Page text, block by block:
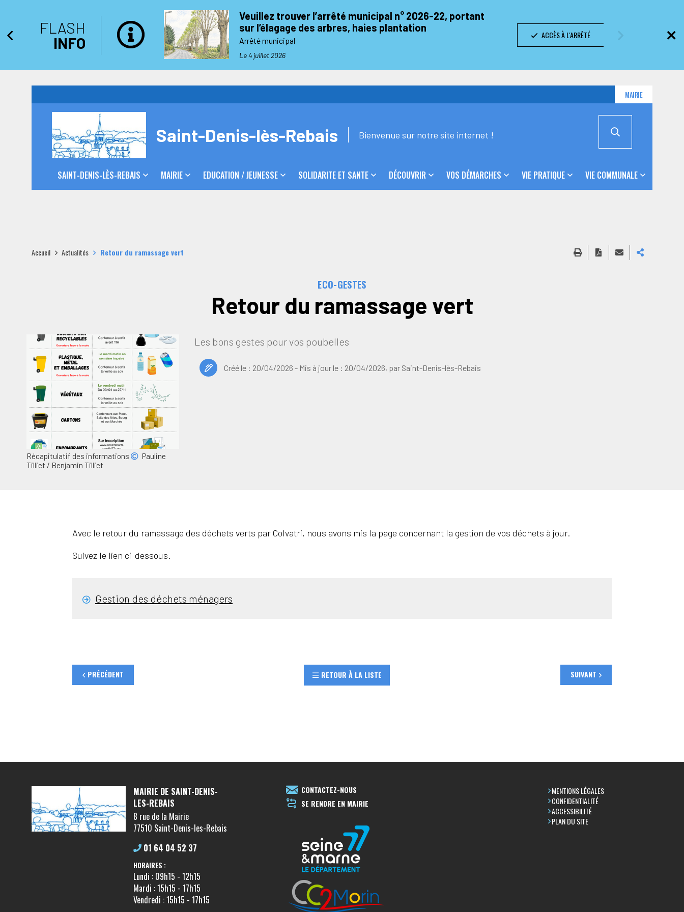
FLASH
INFO
Veuillez trouver l’arrêté municipal n° 2026-22, portant
sur l’élagage des arbres, haies plantation
Arrêté municipal
Le 4 juillet 2026
ACCÈS À L'ARRÊTÉ
MAIRIE
Bienvenue sur notre site internet !
Saint-Denis-lès-Rebais
SAINT-DENIS-LÈS-REBAIS MAIRIE EDUCATION / JEUNESSE SOLIDARITE ET SANTE DÉCOUVRIR VOS DÉMARCHES VIE PRATIQUE VIE COMMUNALE
Accueil Actualités Retour du ramassage vert
ECO-GESTES
Retour du ramassage vert
Récapitulatif des informations
Pauline
Tilliet / Benjamin Tilliet
Les bons gestes pour vos poubelles
Créé le : 20/04/2026 - Mis à jour le : 20/04/2026, par Saint-Denis-lès-Rebais
Avec le retour du ramassage des déchets verts par Colvatri, nous avons mis la page concernant la gestion de vos déchets à jour.
Suivez le lien ci-dessous.
Gestion des déchets ménagers
PRÉCÉDENT RETOUR À LA LISTE SUIVANT
MAIRIE DE SAINT-DENIS-
LES-REBAIS
8 rue de la Mairie
77510 Saint-Denis-les-Rebais
01 64 04 52 37
HORAIRES :
Lundi : 09h15 - 12h15
Mardi : 15h15 - 17h15
Vendredi : 15h15 - 17h15
CONTACTEZ-NOUS
SE RENDRE EN MAIRIE
MENTIONS LÉGALES
CONFIDENTIALITÉ
ACCESSIBILITÉ
PLAN DU SITE